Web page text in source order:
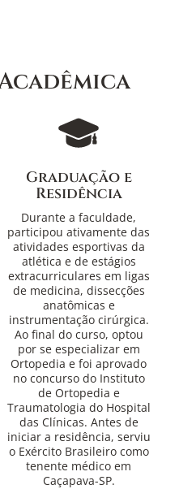
Graduação e
Residência
Durante a faculdade,
participou ativamente das
atividades esportivas da
atlética e de estágios
extracurriculares em ligas
de medicina, dissecções
anatômicas e
instrumentação cirúrgica.
Ao final do curso, optou
por se especializar em
Ortopedia e foi aprovado
no concurso do Instituto
de Ortopedia e
Traumatologia do Hospital
das Clínicas. Antes de
iniciar a residência, serviu
o Exército Brasileiro como
tenente médico em
Caçapava-SP.